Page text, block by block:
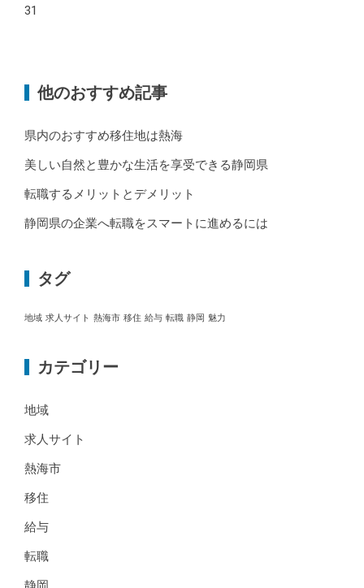
31
他のおすすめ記事
県内のおすすめ移住地は熱海
美しい自然と豊かな生活を享受できる静岡県
転職するメリットとデメリット
静岡県の企業へ転職をスマートに進めるには
タグ
地域 求人サイト 熱海市 移住 給与 転職 静岡 魅力
カテゴリー
地域
求人サイト
熱海市
移住
給与
転職